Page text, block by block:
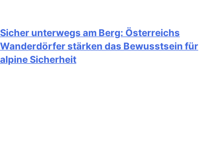
Sicher unterwegs am Berg: Österreichs
Wanderdörfer stärken das Bewusstsein für
alpine Sicherheit